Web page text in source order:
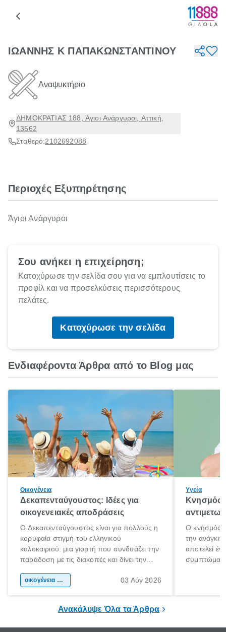
ΙΩΑΝΝΗΣ Κ ΠΑΠΑΚΩΝΣΤΑΝΤΙΝΟΥ
Αναψυκτήριο
ΔΗΜΟΚΡΑΤΙΑΣ 188, Άγιοι Ανάργυροι, Αττική,
13562
Σταθερό:2102692088
Περιοχές Εξυπηρέτησης
Άγιοι Ανάργυροι
Σου ανήκει η επιχείρηση;
Κατοχύρωσε την σελίδα σου για να εμπλουτίσεις το
προφίλ και να προσελκύσεις περισσότερους
πελάτες.
Κατοχύρωσε την σελίδα
Ενδιαφέροντα Άρθρα από το Blog μας
Οικογένεια
Δεκαπενταύγουστος: Ιδέες για
οικογενειακές αποδράσεις
Ο Δεκαπενταύγουστος είναι για πολλούς η
κορυφαία στιγμή του ελληνικού
καλοκαιριού: μια γιορτή που συνδυάζει την
παράδοση με τις διακοπές και δίνει την
χώρας. Είτε πρόκειται για λίγες μέρες
οικογένεια & παιδί 03 Αύγ 2026
Υγεία
Κνησμός:
Ο κνησμός
την ανάγκη
αποτελεί
Ανακάλυψε Όλα τα Άρθρα